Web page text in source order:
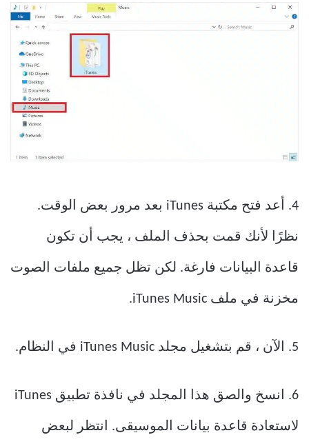
4. أعد فتح مكتبة iTunes بعد مرور بعض الوقت.
نظرًا لأنك قمت بحذف الملف ، يجب أن تكون
قاعدة البيانات فارغة. لكن تظل جميع ملفات الصوت
مخزنة في ملف iTunes Music.
5. الآن ، قم بتشغيل مجلد iTunes Music في النظام.
6. انسخ والصق هذا المجلد في نافذة تطبيق iTunes
لاستعادة قاعدة بيانات الموسيقى. انتظر لبعض